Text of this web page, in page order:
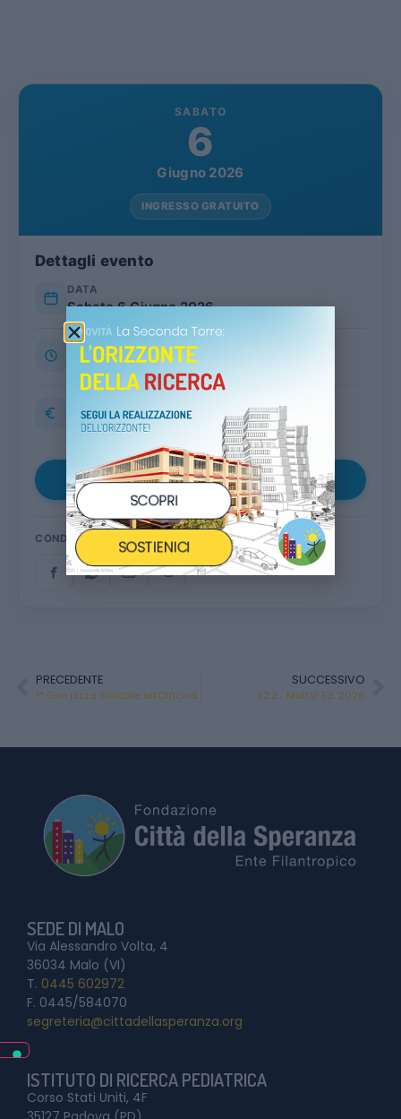
SABATO
6
Giugno 2026
INGRESSO GRATUITO
Dettagli evento
DATA
Sabato 6 Giugno 2026
ORARIO
18:45 – 22:00
GRATUITO
Aggiungi al calendario▾
CONDIVIDI
PRECEDENTE
1° Giro pizza Solidale all’Officina
SUCCESSIVO
1,2,3… Motta! Ed. 2026
SEDE DI MALO
Via Alessandro Volta, 4
36034 Malo (VI)
T. 0445 602972
F. 0445/584070
segreteria@cittadellasperanza.org
ISTITUTO DI RICERCA PEDIATRICA
Corso Stati Uniti, 4F
SCOPRI
SOSTIENICI